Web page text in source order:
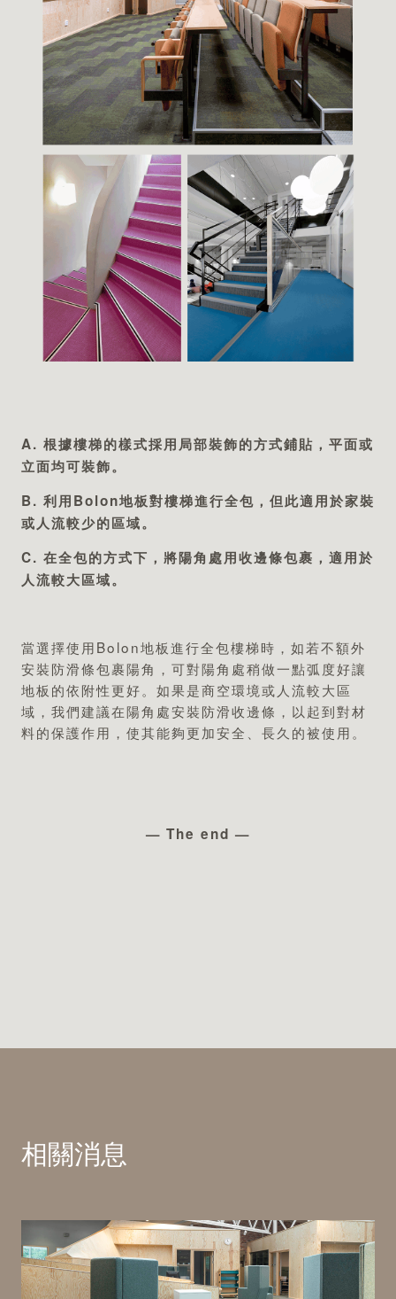
A. 根據樓梯的樣式採用局部裝飾的方式鋪貼，平面或
立面均可裝飾。
B. 利用Bolon地板對樓梯進行全包，但此適用於家裝
或人流較少的區域。
C. 在全包的方式下，將陽角處用收邊條包裹，適用於
人流較大區域。
當選擇使用Bolon地板進行全包樓梯時，如若不額外
安裝防滑條包裹陽角，可對陽角處稍做一點弧度好讓
地板的依附性更好。如果是商空環境或人流較大區
域，我們建議在陽角處安裝防滑收邊條，以起到對材
料的保護作用，使其能夠更加安全、長久的被使用。
— The end —
相關消息